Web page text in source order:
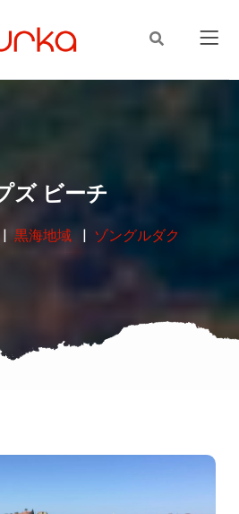
ズ ビーチ
黒海地域 ゾングルダク